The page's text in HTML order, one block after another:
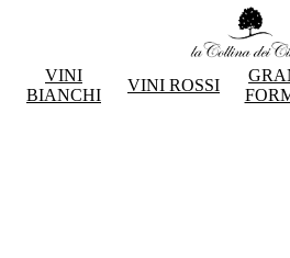
VINI
BIANCHI
VINI ROSSI